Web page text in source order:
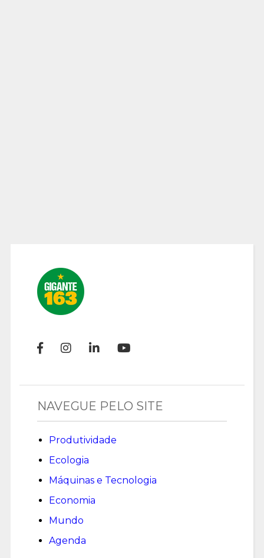
NAVEGUE PELO SITE
Produtividade
Ecologia
Máquinas e Tecnologia
Economia
Mundo
Agenda